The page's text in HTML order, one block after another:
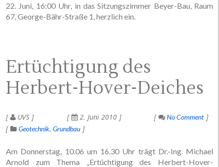
22. Juni, 16:00 Uhr, in das Sitzungszimmer Beyer-Bau, Raum
67, George-Bähr-Straße 1, herzlich ein.
Ertüchtigung des
Herbert-Hover-Deiches
UVS 2. Juni 2010
No Comment
Geotechnik Grundbau
Am Donnerstag, 10.06 um 16.30 Uhr trägt Dr.-Ing. Michael
Arnold zum Thema „Ertüchtigung des Herbert-Hover-